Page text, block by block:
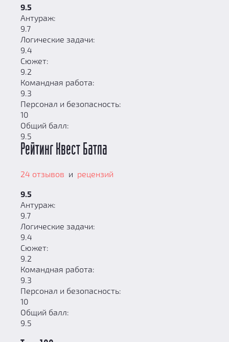
9.5
Антураж:
9.7
Логические задачи:
9.4
Сюжет:
9.2
Командная работа:
9.3
Персонал и безопасность:
10
Общий балл:
9.5
Рейтинг Квест Батла
24 отзывов и рецензий
9.5
Антураж:
9.7
Логические задачи:
9.4
Сюжет:
9.2
Командная работа:
9.3
Персонал и безопасность:
10
Общий балл:
9.5